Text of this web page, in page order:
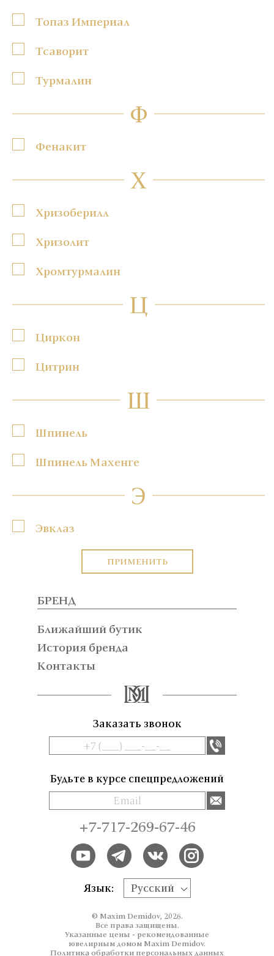
Топаз Империал
Тсаворит
Турмалин
Ф
Фенакит
Х
Хризоберилл
Хризолит
Хромтурмалин
Ц
Циркон
Цитрин
Ш
Шпинель
Шпинель Махенге
Э
Эвклаз
ПРИМЕНИТЬ
БРЕНД
Ближайший бутик
История бренда
Контакты
Заказать звонок
Будьте в курсе спецпредложений
+7-717-269-67-46
Язык: Русский
© Maxim Demidov, 2026.
Все права защищены.
Указанные цены - рекомендованные
ювелирным домом Maxim Demidov.
Политика обработки персональных данных